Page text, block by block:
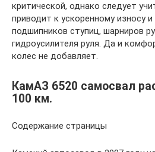
критической, однако следует
приводит к ускоренному износу
подшипников ступиц, шарниров
гидроусилителя руля. Да и
колес не добавляет.
КамАЗ 6520 самосвал
100 км.
Содержание страницы